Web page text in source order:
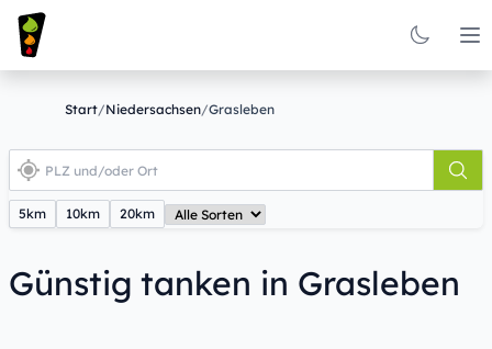
Start/Niedersachsen/Grasleben
5km 10km 20km
Günstig tanken in Grasleben